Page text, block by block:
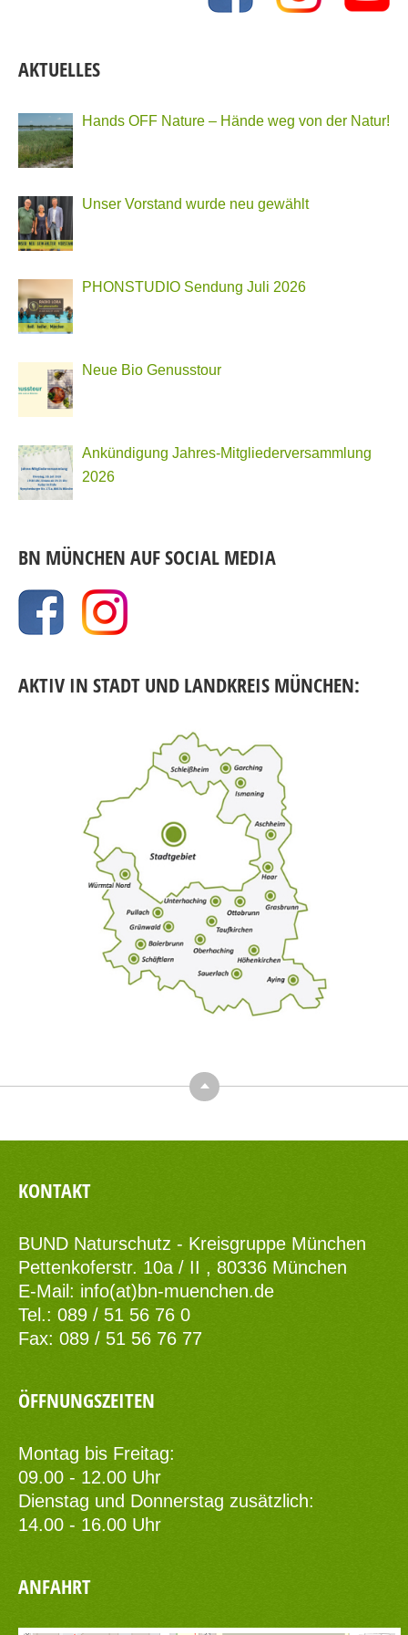
AKTUELLES
Hands OFF Nature – Hände weg von der Natur!
Unser Vorstand wurde neu gewählt
PHONSTUDIO Sendung Juli 2026
Neue Bio Genusstour
Ankündigung Jahres-Mitgliederversammlung
2026
BN MÜNCHEN AUF SOCIAL MEDIA
AKTIV IN STADT UND LANDKREIS MÜNCHEN:
Top
KONTAKT
BUND Naturschutz - Kreisgruppe München
Pettenkoferstr. 10a / II , 80336 München
E-Mail: info(at)bn-muenchen.de
Tel.: 089 / 51 56 76 0
Fax: 089 / 51 56 76 77
ÖFFNUNGSZEITEN
Montag bis Freitag:
09.00 - 12.00 Uhr
Dienstag und Donnerstag zusätzlich:
14.00 - 16.00 Uhr
ANFAHRT